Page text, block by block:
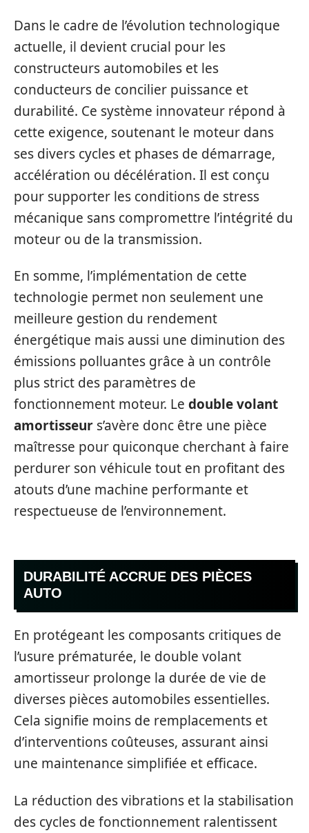
Dans le cadre de l’évolution technologique
actuelle, il devient crucial pour les
constructeurs automobiles et les
conducteurs de concilier puissance et
durabilité. Ce système innovateur répond à
cette exigence, soutenant le moteur dans
ses divers cycles et phases de démarrage,
accélération ou décélération. Il est conçu
pour supporter les conditions de stress
mécanique sans compromettre l’intégrité du
moteur ou de la transmission.
En somme, l’implémentation de cette
technologie permet non seulement une
meilleure gestion du rendement
énergétique mais aussi une diminution des
émissions polluantes grâce à un contrôle
plus strict des paramètres de
fonctionnement moteur. Le double volant
amortisseur s’avère donc être une pièce
maîtresse pour quiconque cherchant à faire
perdurer son véhicule tout en profitant des
atouts d’une machine performante et
respectueuse de l’environnement.
DURABILITÉ ACCRUE DES PIÈCES
AUTO
En protégeant les composants critiques de
l’usure prématurée, le double volant
amortisseur prolonge la durée de vie de
diverses pièces automobiles essentielles.
Cela signifie moins de remplacements et
d’interventions coûteuses, assurant ainsi
une maintenance simplifiée et efficace.
La réduction des vibrations et la stabilisation
des cycles de fonctionnement ralentissent